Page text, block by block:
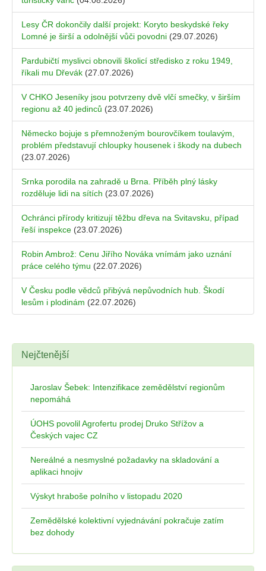
Lesy ČR dokončily další projekt: Koryto beskydské řeky
Lomné je širší a odolnější vůči povodni (29.07.2026)
Pardubičtí myslivci obnovili školicí středisko z roku 1949,
říkali mu Dřevák (27.07.2026)
V CHKO Jeseníky jsou potvrzeny dvě vlčí smečky, v širším
regionu až 40 jedinců (23.07.2026)
Německo bojuje s přemnoženým bourovčíkem toulavým,
problém představují chloupky housenek i škody na dubech
(23.07.2026)
Srnka porodila na zahradě u Brna. Příběh plný lásky
rozděluje lidi na sítích (23.07.2026)
Ochránci přírody kritizují těžbu dřeva na Svitavsku, případ
řeší inspekce (23.07.2026)
Robin Ambrož: Cenu Jiřího Nováka vnímám jako uznání
práce celého týmu (22.07.2026)
V Česku podle vědců přibývá nepůvodních hub. Škodí
lesům i plodinám (22.07.2026)
Nejčtenější
Jaroslav Šebek: Intenzifikace zemědělství regionům
nepomáhá
ÚOHS povolil Agrofertu prodej Druko Střížov a
Českých vajec CZ
Nereálné a nesmyslné požadavky na skladování a
aplikaci hnojiv
Výskyt hraboše polního v listopadu 2020
Zemědělské kolektivní vyjednávání pokračuje zatím
bez dohody